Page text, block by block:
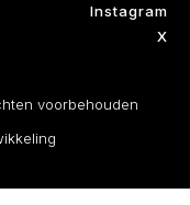
Instagram
X
voorbehouden